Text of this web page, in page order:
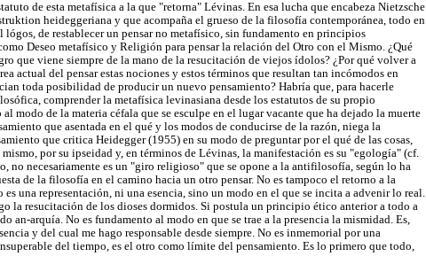
de esta metafísica a la que "retorna" Lévinas. En esa lucha que encabeza Nietzsche
heideggeriana y que acompaña el grueso de la filosofía contemporánea, todo en
de restablecer un pensar no metafísico, sin fundamento en principios
Deseo metafísico y Religión para pensar la relación del Otro con el Mismo. ¿Qué
que viene siempre de la mano de la resucitación de viejos ídolos? ¿Por qué volver a
actual del pensar estas nociones y estos términos que resultan tan incómodos en
toda posibilidad de producir un nuevo pensamiento? Habría que, para hacerle
comprender la metafísica levinasiana desde los estatutos de su propio
modo de la materia céfala que se esculpe en el lugar vacante que ha dejado la muerte
que asentada en el qué y los modos de conducirse de la razón, niega la
que critica Heidegger (1955) en su modo de preguntar por el qué de las cosas,
por su ipseidad y, en términos de Lévinas, la manifestación es su "egología" (cf.
no necesariamente es un "giro religioso" que se opone a la antifilosofía, según lo ha
de la filosofía en el camino hacia un otro pensar. No es tampoco el retorno a la
una representación, ni una esencia, sino un modo en el que se incita a advenir lo real.
la resucitación de los dioses dormidos. Si postula un principio ético anterior a todo a
an-arquía. No es fundamento al modo en que se trae a la presencia la mismidad. Es,
y del cual me hago responsable desde siempre. No es inmemorial por una
del tiempo, es el otro como límite del pensamiento. Es lo primero que todo,